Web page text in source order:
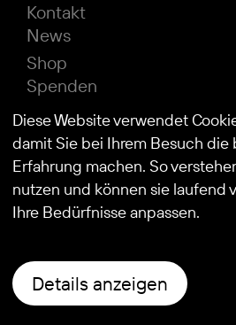
© 2026Stiftung Kind und
Kontakt
News
Shop
Spenden
Impressum
Datenschutz
Diese Website verwendet
damit Sie bei Ihrem Besuch
Erfahrung machen. So
nutzen und können sie laufend
Ihre Bedürfnisse anpassen.
Details anzeigen